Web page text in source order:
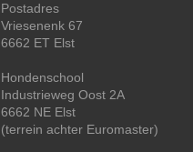
N
Postadres
Vriesenenk 67
6662 ET Elst
Hondenschool
Industrieweg Oost 2A
6662 NE Elst
(terrein achter Euromaster)